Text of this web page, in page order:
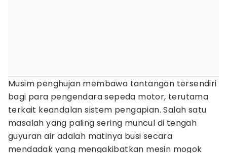
Musim penghujan membawa tantangan tersendiri
bagi para pengendara sepeda motor, terutama
terkait keandalan sistem pengapian. Salah satu
masalah yang paling sering muncul di tengah
guyuran air adalah matinya busi secara
mendadak yang mengakibatkan mesin mogok